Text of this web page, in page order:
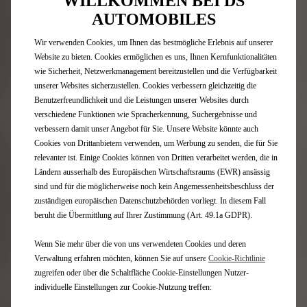
Der Normalmodus passt die Fahrzeugeinstellungen an, um
REICHWEITE BERECHNEN
Passen Sie die folgenden Parameter an, um Ihre
Reichweite zu schätzen
AUFLADEN
Es ist immer der richtige
Zeitpunkt zum Aufladen
AUTOMOBILES
Wir verwenden Cookies, um Ihnen das bestmögliche Erlebnis auf unserer
Website zu bieten. Cookies ermöglichen es uns, Ihnen Kernfunktionalitäten
wie Sicherheit, Netzwerkmanagement bereitzustellen und die Verfügbarkeit
unserer Websites sicherzustellen. Cookies verbessern gleichzeitig die
Benutzerfreundlichkeit und die Leistungen unserer Websites durch
verschiedene Funktionen wie Spracherkennung, Suchergebnisse und
verbessern damit unser Angebot für Sie. Unsere Website könnte auch
Cookies von Drittanbietern verwenden, um Werbung zu senden, die für Sie
relevanter ist. Einige Cookies können von Dritten verarbeitet werden, die in
Ländern ausserhalb des Europäischen Wirtschaftsraums (EWR) ansässig
sind und für die möglicherweise noch kein Angemessenheitsbeschluss der
zuständigen europäischen Datenschutzbehörden vorliegt. In diesem Fall
beruht die Übermittlung auf Ihrer Zustimmung (Art. 49.1a GDPR).
Wenn Sie mehr über die von uns verwendeten Cookies und deren
Verwaltung erfahren möchten, können Sie auf unsere Cookie-Richtlinie
zugreifen oder über die Schaltfläche Cookie-Einstellungen Nutzer-
individuelle Einstellungen zur Cookie-Nutzung treffen: